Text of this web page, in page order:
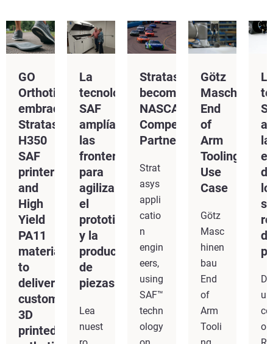
GO
Orthotics
embraces
Stratasys
H350
SAF
printer
and
High
Yield
PA11
material
to
deliver
custom,
3D
printed
La
tecnología
SAF
amplía
las
fronteras
para
agilizar
el
prototipado
y la
producción
de
piezas
Lea
nuest
Stratasys
becomes
NASCAR
Competition
Partner
Strat
asys
appli
catio
n
engin
eers,
using
SAF™
techn
ology
Götz
End
of
Arm
Tooling
Use
Case
Götz
Masc
hinen
bau
End
of
Arm
Tooli
la
o